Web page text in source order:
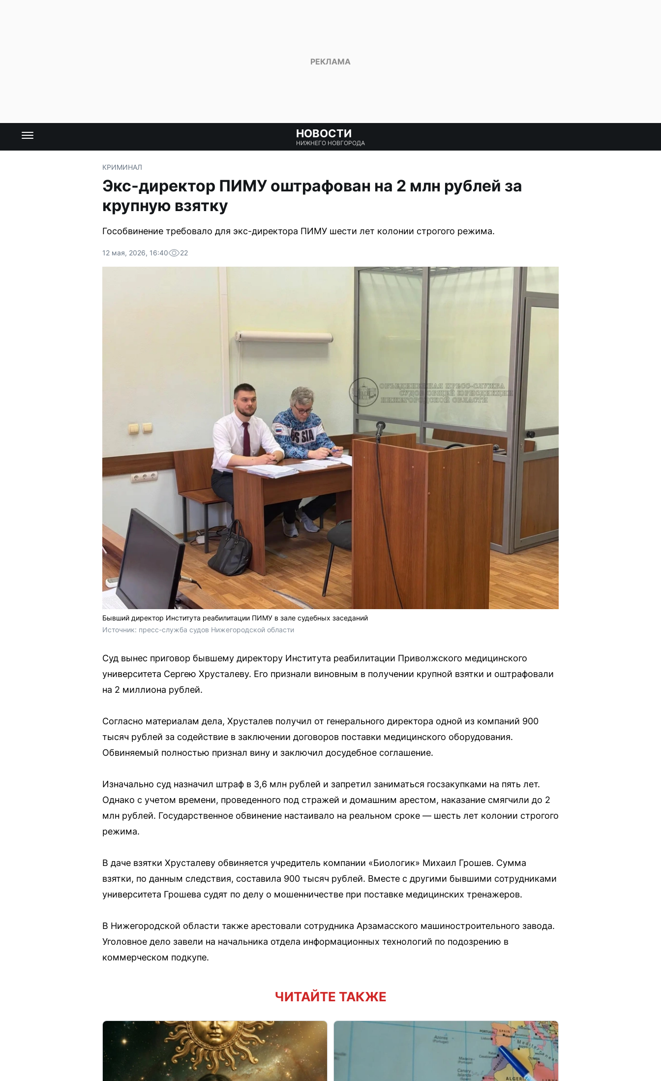
НОВОСТИ
НИЖНЕГО НОВГОРОДА
КРИМИНАЛ
Экс-директор ПИМУ оштрафован на 2 млн рублей за
крупную взятку
Гособвинение требовало для экс-директора ПИМУ шести лет колонии строгого режима.
12 мая, 2026, 16:40 22
Бывший директор Института реабилитации ПИМУ в зале судебных заседаний
Источник: пресс-служба судов Нижегородской области
Суд вынес приговор бывшему директору Института реабилитации Приволжского медицинского
университета Сергею Хрусталеву. Его признали виновным в получении крупной взятки и оштрафовали
на 2 миллиона рублей.
Согласно материалам дела, Хрусталев получил от генерального директора одной из компаний 900
тысяч рублей за содействие в заключении договоров поставки медицинского оборудования.
Обвиняемый полностью признал вину и заключил досудебное соглашение.
Изначально суд назначил штраф в 3,6 млн рублей и запретил заниматься госзакупками на пять лет.
Однако с учетом времени, проведенного под стражей и домашним арестом, наказание смягчили до 2
млн рублей. Государственное обвинение настаивало на реальном сроке — шесть лет колонии строгого
режима.
В даче взятки Хрусталеву обвиняется учредитель компании «Биологик» Михаил Грошев. Сумма
взятки, по данным следствия, составила 900 тысяч рублей. Вместе с другими бывшими сотрудниками
университета Грошева судят по делу о мошенничестве при поставке медицинских тренажеров.
В Нижегородской области также арестовали сотрудника Арзамасского машиностроительного завода.
Уголовное дело завели на начальника отдела информационных технологий по подозрению в
коммерческом подкупе.
ЧИТАЙТЕ ТАКЖЕ